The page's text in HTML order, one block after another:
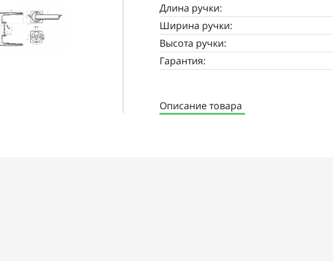
Длина ручки:
Ширина ручки:
Высота ручки:
Гарантия:
Описание товара